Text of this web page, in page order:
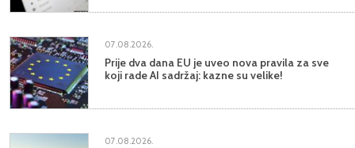
07.08.2026.
Prije dva dana EU je uveo nova pravila za sve
koji rade AI sadržaj: kazne su velike!
07.08.2026.